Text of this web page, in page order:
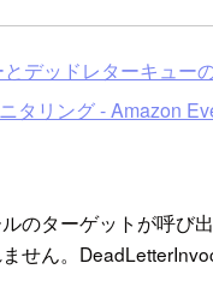
デッドレターキュー
タリング - Amazon
のターゲットが呼び
せん。